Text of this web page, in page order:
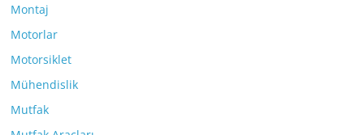
Montaj
Motorlar
Motorsiklet
Mühendislik
Mutfak